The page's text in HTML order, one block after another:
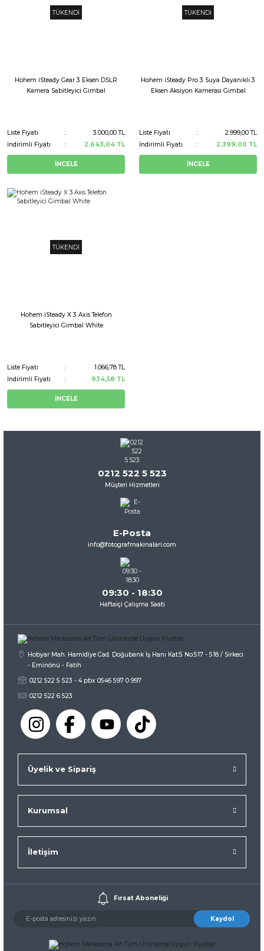
TÜKENDİ
Hohem iSteady Gear 3 Eksen DSLR
Kamera Sabitleyici Gimbal
Liste Fiyatı
3.000,00 TL
İndirimli Fiyatı
2.643,04 TL
İNCELE
TÜKENDİ
Hohem iSteady Pro 3 Suya Dayanıklı 3
Eksen Aksiyon Kamerası Gimbal
Liste Fiyatı
2.999,00 TL
İndirimli Fiyatı
2.399,00 TL
İNCELE
TÜKENDİ
Hohem iSteady X 3 Axis Telefon
Sabitleyici Gimbal White
Liste Fiyatı
1.066,78 TL
İndirimli Fiyatı
934,58 TL
İNCELE
0212 522 5 523
Müşteri Hizmetleri
E-Posta
info@fotografmakinalari.com
09:30 - 18:30
Haftaiçi Çalışma Saati
Hobyar Mah. Hamidiye Cad. Doğubank İş Hanı Kat:5 No:517 - 518 / Sirkeci
- Eminönü - Fatih
0212 522 5 523 - 4 pbx 0546 597 0 997
0212 522 6 523
Üyelik ve Sipariş
Kurumsal
İletişim
Fırsat Aboneliği
Kaydol